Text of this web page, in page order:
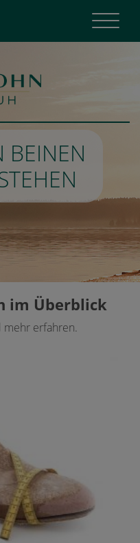
Menü
BEINEN
im Überblick
mehr erfahren.